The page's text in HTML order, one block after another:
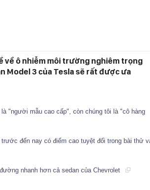
về ô nhiễm môi trường nghiêm trọng
Model 3 của Tesla sẽ rất được ưa
"người mẫu cao cấp", còn chúng tôi là "cô hàng
đến nay có điểm cao tuyệt đối trong bài thử
nhanh hơn cả sedan của Chevrolet